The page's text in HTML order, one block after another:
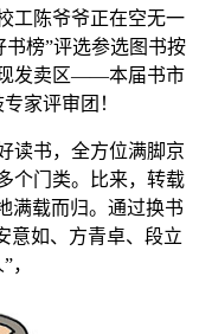
陈爷爷正在空无一
榜”评选参选图书按
现发卖区——本届书市
家评审团！
书，全方位满脚京
个门类。比来，转载
满载而归。通过换书
意如、方青卓、段立
，